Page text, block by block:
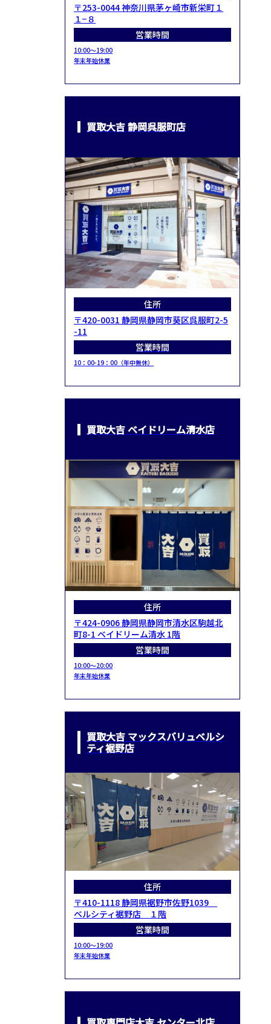
〒253-0044 神奈川県茅ヶ崎市新栄町１
１−８
営業時間
10:00～19:00
年末年始休業
買取大吉 静岡呉服町店
住所
〒420-0031 静岡県静岡市葵区呉服町2-5
-11
営業時間
10：00-19：00（年中無休）
買取大吉 ベイドリーム清水店
住所
〒424-0906 静岡県静岡市清水区駒越北
町8-1 ベイドリーム清水 1階
営業時間
10:00～20:00
年末年始休業
買取大吉 マックスバリュベルシ
ティ裾野店
住所
〒410-1118 静岡県裾野市佐野1039
ベルシティ裾野店 １階
営業時間
10:00～19:00
年末年始休業